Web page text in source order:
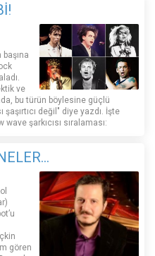
başına
ve
bu türün böylesine güçlü
değil" diye yazdı. İşte
şarkıcısı sıralaması:
gören